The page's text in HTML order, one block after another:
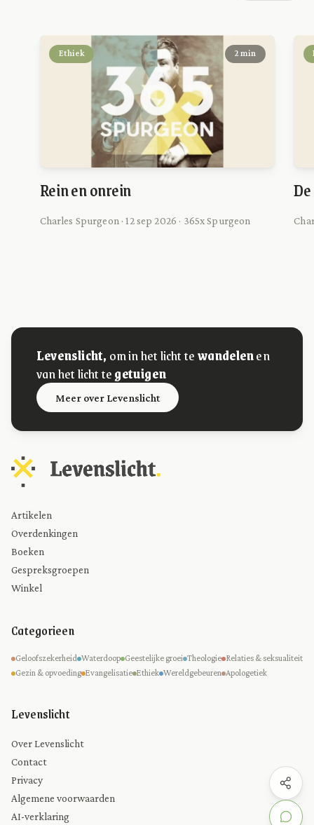
Ethiek 2 min
Rein en onrein
Charles Spurgeon · 12 sep 2026 · 365x Spurgeon
Levenslicht, om in het licht tewandelenen
van het licht tegetuigen
Meer over Levenslicht
Artikelen
Overdenkingen
Boeken
Gespreksgroepen
Winkel
Categorieen
Geloofszekerheid Waterdoop Geestelijke groei Theologie Relaties & seksualiteit
Gezin & opvoeding Evangelisatie Ethiek Wereldgebeuren Apologetiek
Levenslicht
Over Levenslicht
Contact
Privacy
Algemene voorwaarden
AI-verklaring